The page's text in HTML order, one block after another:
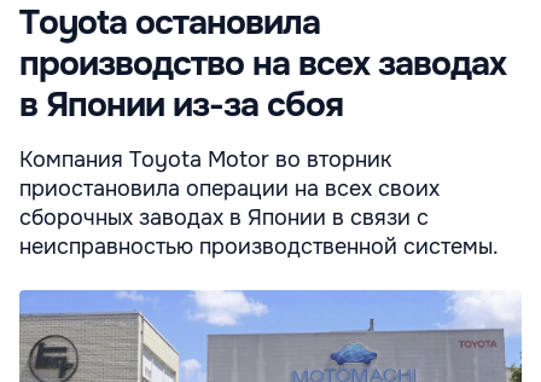
Toyota остановила
производство на всех заводах
в Японии из-за сбоя
Компания Toyota Motor во вторник
приостановила операции на всех своих
сборочных заводах в Японии в связи с
неисправностью производственной системы.